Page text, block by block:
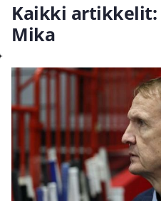
Kaikki artikkelit:
Mika